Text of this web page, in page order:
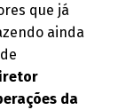
que já
ainda
da